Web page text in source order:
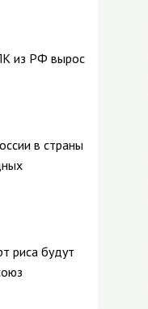
из РФ вырос
в страны
риса будут